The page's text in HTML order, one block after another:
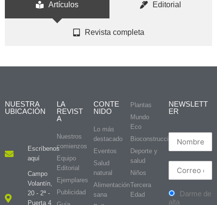
Artículos Editorial
Revista completa
NUESTRA
UBICACIÓN
Escríbenos
aquí
Campo
Volantín,
20 - 2ª -
Puerta 4
LA
REVIST
A
Nuestros
comienzos
Equipo
Editorial
Ejemplares
Publicidad
CONTE
NIDO
Lo más
destacado
Eventos
Salud
natural
Alimentación
sana
Plantas
Mundo
Eco
Bioconstrucción
Deporte y
salud
Niños
Tercera
Edad
NEWSLETT
ER
Darme de
alta